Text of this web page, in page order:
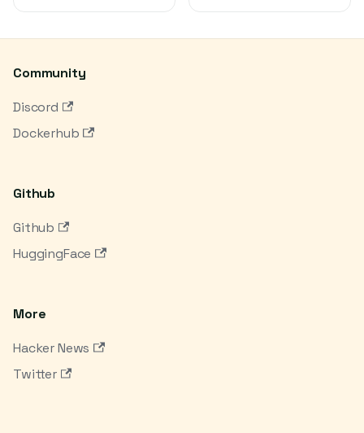
Community
Discord
Dockerhub
Github
Github
HuggingFace
More
Hacker News
Twitter